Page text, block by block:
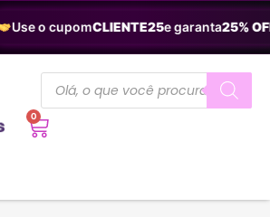
Use o cupomCLIENTE25e garanta25% OFF.
0